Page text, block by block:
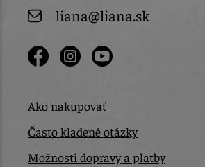
liana@liana.sk
Ako nakupovať
Často kladené otázky
Možnosti dopravy a platby